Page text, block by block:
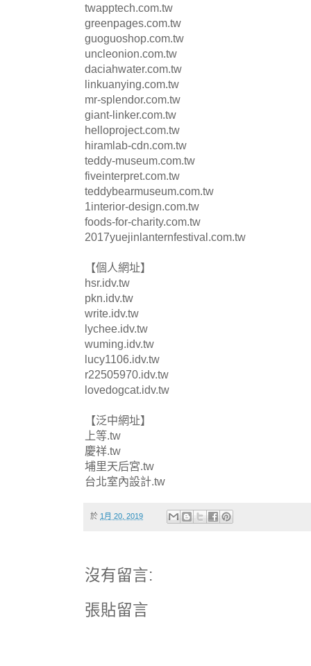
twapptech.com.tw
greenpages.com.tw
guoguoshop.com.tw
uncleonion.com.tw
daciahwater.com.tw
linkuanying.com.tw
mr-splendor.com.tw
giant-linker.com.tw
helloproject.com.tw
hiramlab-cdn.com.tw
teddy-museum.com.tw
fiveinterpret.com.tw
teddybearmuseum.com.tw
1interior-design.com.tw
foods-for-charity.com.tw
2017yuejinlanternfestival.com.tw
【個人網址】
hsr.idv.tw
pkn.idv.tw
write.idv.tw
lychee.idv.tw
wuming.idv.tw
lucy1106.idv.tw
r22505970.idv.tw
lovedogcat.idv.tw
【泛中網址】
上等.tw
慶祥.tw
埔里天后宮.tw
台北室內設計.tw
於 1月 20, 2019
沒有留言:
張貼留言